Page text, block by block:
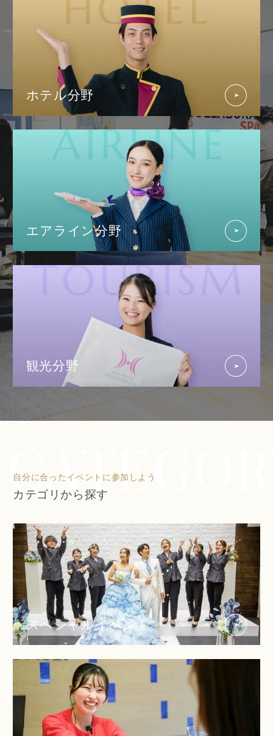
ホテル分野
エアライン分野
観光分野
自分に合ったイベントに参加しよう
カテゴリから探す
スペシャルイベント